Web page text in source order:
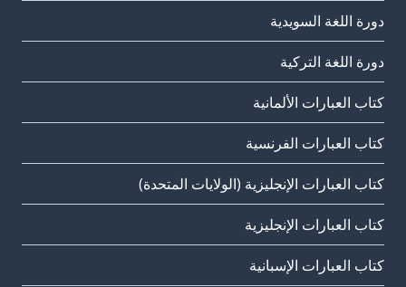
دورة اللغة السويدية
دورة اللغة التركية
كتاب العبارات الألمانية
كتاب العبارات الفرنسية
كتاب العبارات الإنجليزية (الولايات المتحدة)
كتاب العبارات الإنجليزية
كتاب العبارات الإسبانية